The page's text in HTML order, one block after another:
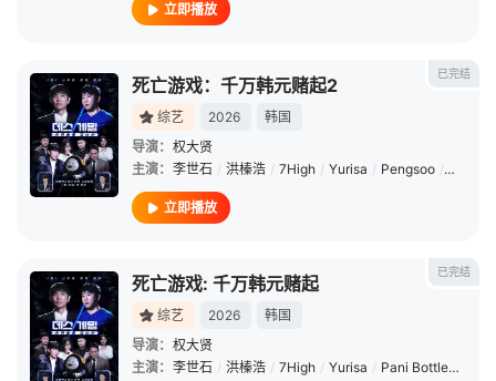
立即播放
已完结
死亡游戏：千万韩元赌起2
综艺 2026
韩国
导演： 权大贤
主演： 李世石 / 洪榛浩 / 7High / Yurisa / Pengsoo / 权圣晙
立即播放
已完结
死亡游戏: 千万韩元赌起
综艺 2026
韩国
导演： 权大贤
主演： 李世石 / 洪榛浩 / 7High / Yurisa / Pani Bottle /